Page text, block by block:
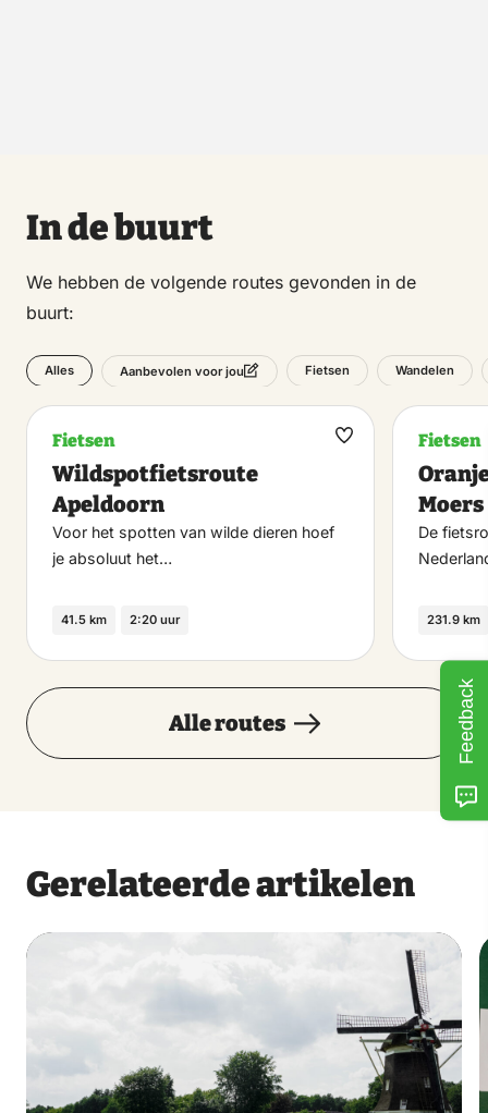
In de buurt
We hebben de volgende routes gevonden in de
buurt:
Alles Aanbevolen voor jou Fietsen Wandelen
Fietsen
Wildspotfietsroute
Apeldoorn
Voor het spotten van wilde dieren hoef
je absoluut het…
41.5 km 2:20 uur
Maak
Fietsen
Moers
De
231.9 km
Alle routes
Gerelateerde artikelen
Feedback